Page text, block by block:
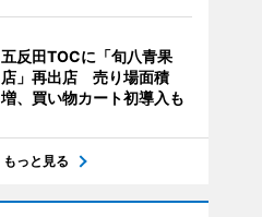
五反田TOCに「旬八青果
店」再出店 売り場面積
増、買い物カート初導入も
もっと見る